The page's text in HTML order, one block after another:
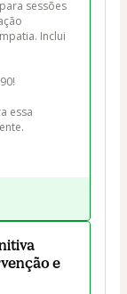
sessões
Inclui
essa
e